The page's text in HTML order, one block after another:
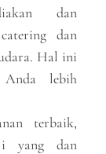
dan
dan
Hal ini
Anda lebih
terbaik,
yang dan